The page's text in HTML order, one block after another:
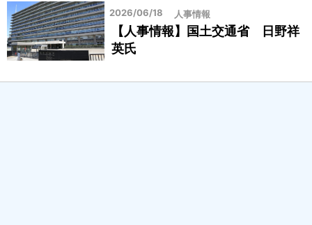
2026/06/18 人事情報
【人事情報】国土交通省 日野祥
英氏